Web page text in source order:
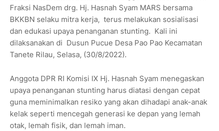
Fraksi NasDem drg. Hj. Hasnah Syam MARS bersama
BKKBN selaku mitra kerja, terus melakukan sosialisasi
dan edukasi upaya penanganan stunting. Kali ini
dilaksanakan di Dusun Pucue Desa Pao Pao Kecamatan
Tanete Rilau, Selasa, (30/8/2022).
Anggota DPR RI Komisi IX Hj. Hasnah Syam menegaskan
upaya penanganan stunting harus diatasi dengan cepat
guna meminimalkan resiko yang akan dihadapi anak-anak
kelak seperti mencegah generasi ke depan yang lemah
otak, lemah fisik, dan lemah iman.